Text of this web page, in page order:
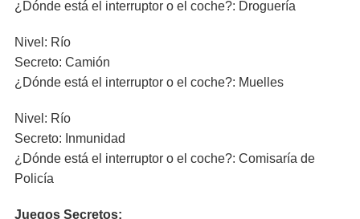
¿Dónde está el interruptor o el coche?: Droguería
Nivel: Río
Secreto: Camión
¿Dónde está el interruptor o el coche?: Muelles
Nivel: Río
Secreto: Inmunidad
¿Dónde está el interruptor o el coche?: Comisaría de
Policía
Juegos Secretos: